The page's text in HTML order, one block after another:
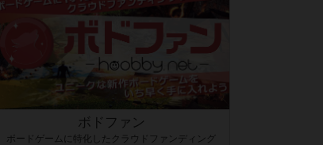
ボドファン
ボードゲームに特化したクラウドファンディング